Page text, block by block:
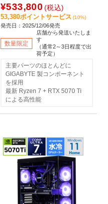
¥533,800 (税込)
53,380ポイントサービス (10%)
発売日：2025/12/06発売
数量限定
店舗から発送いたしま
す
（通常2～3日程度で出
荷予定）
主要パーツのほとんどに
GIGABYTE 製コンポーネント
を採用
最新 Ryzen 7 + RTX 5070 Ti
による高性能